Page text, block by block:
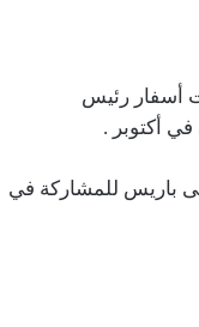
أسفار رئيس
أكتوبر .
باريس للمشاركة في